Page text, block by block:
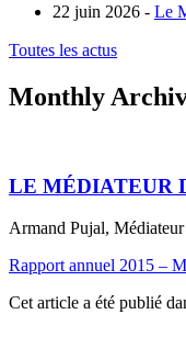
22 juin 2026 - Le
Toutes les actus
Monthly
LE MÉDIATEUR
Armand Pujal, Médiateur
Rapport annuel 2015 –
Cet article a été publié